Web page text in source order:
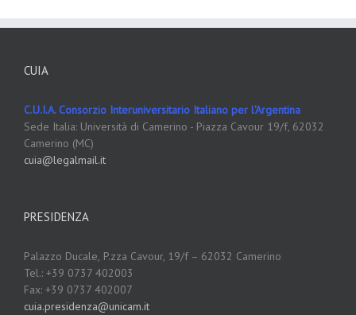
CUIA
C.U.I.A. Consorzio Interuniversitario Italiano per l'Argentina
Sede Italia: Università di Camerino - Piazza Cavour 19/f, 62032
Camerino (MC)
cuia@legalmail.it
PRESIDENZA
Palazzo Ducale, P.zza Cavour, 19/f – 62032 Camerino
Tel.: +39 0737 402003
Fax: +39 0737 402007
cuia.presidenza@unicam.it